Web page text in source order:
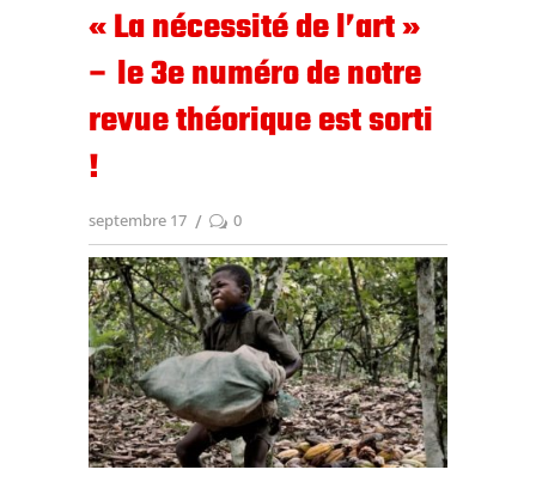
« La nécessité de l’art »
– le 3e numéro de notre
revue théorique est sorti
!
septembre 17 0